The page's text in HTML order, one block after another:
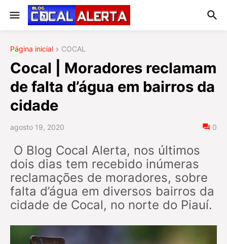
Página inicial COCAL
Cocal | Moradores reclamam
de falta d’água em bairros da
cidade
agosto 19, 2020 0
O Blog Cocal Alerta, nos últimos
dois dias tem recebido inúmeras
reclamações de moradores, sobre
falta d’água em diversos bairros da
cidade de Cocal, no norte do Piauí.